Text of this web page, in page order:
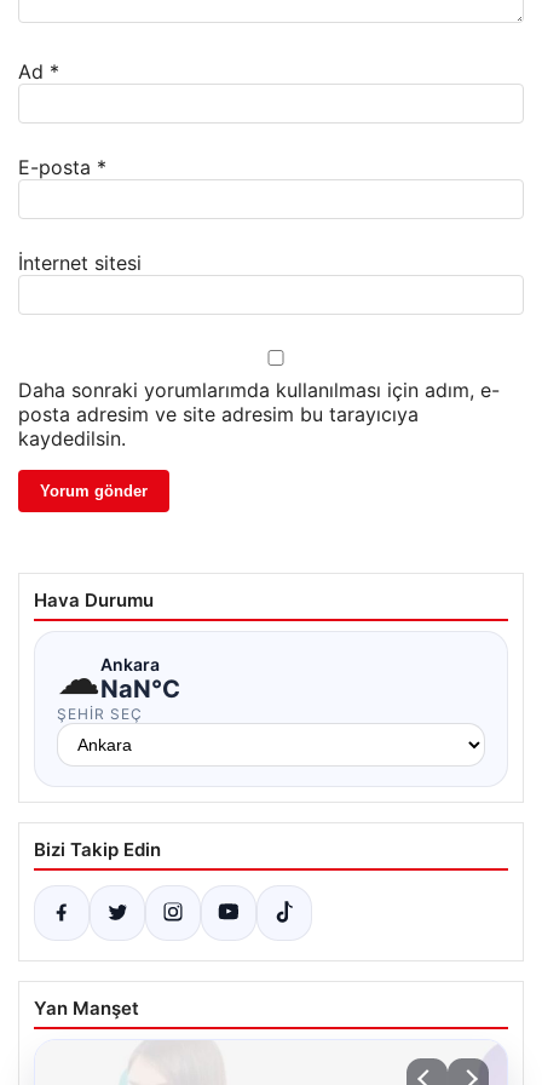
Ad *
E-posta *
İnternet sitesi
Daha sonraki yorumlarımda kullanılması için adım, e-
posta adresim ve site adresim bu tarayıcıya
kaydedilsin.
Hava Durumu
☁Ankara
NaN°C
ŞEHIR SEÇ
Bizi Takip Edin
Yan Manşet